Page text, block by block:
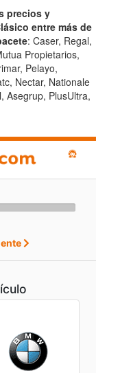
precios y
entre más de
: Caser, Regal,
Propietarios,
Pelayo,
Nectar, Nationale
Asegrup, PlusUltra,